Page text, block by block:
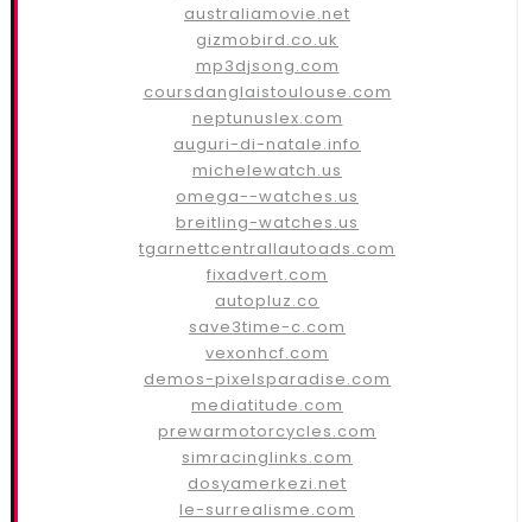
australiamovie.net
gizmobird.co.uk
mp3djsong.com
coursdanglaistoulouse.com
neptunuslex.com
auguri-di-natale.info
michelewatch.us
omega--watches.us
breitling-watches.us
tgarnettcentrallautoads.com
fixadvert.com
autopluz.co
save3time-c.com
vexonhcf.com
demos-pixelsparadise.com
mediatitude.com
prewarmotorcycles.com
simracinglinks.com
dosyamerkezi.net
le-surrealisme.com